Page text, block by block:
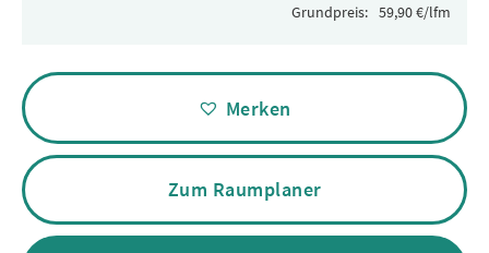
Grundpreis:
Alternative:
Merken
Zum Raumplaner